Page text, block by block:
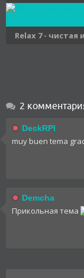
Relax 7 - чистая
2
DeckRPI
muy buen tema
Demcha
Прикольная тема